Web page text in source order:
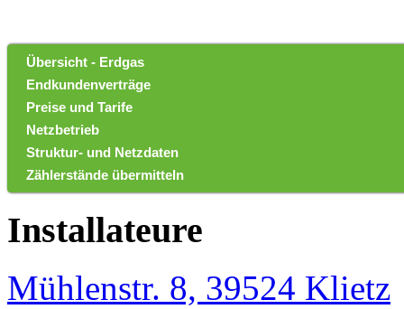
Übersicht - Erdgas
Endkundenverträge
Preise und Tarife
Netzbetrieb
Struktur- und Netzdaten
Zählerstände übermitteln
Installateure
Mühlenstr. 8, 39524 Klietz